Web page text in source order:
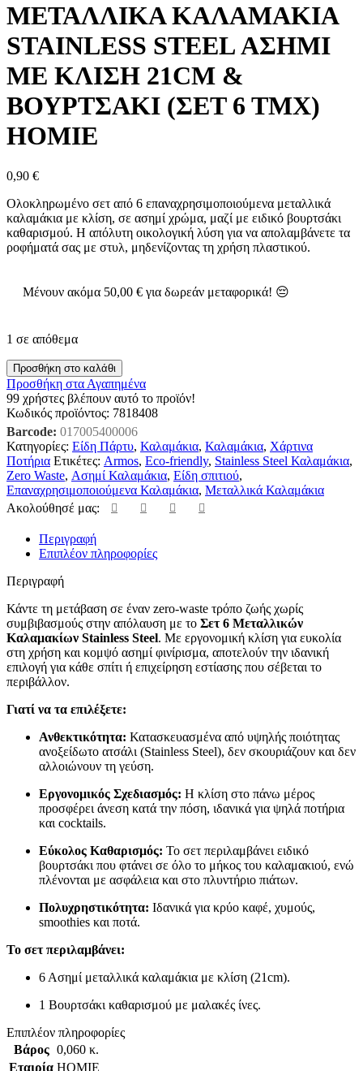
ΜΕΤΑΛΛΙΚΑ ΚΑΛΑΜΑΚΙΑ
STAINLESS STEEL ΑΣΗΜΙ
ΜΕ ΚΛΙΣΗ 21CM &
ΒΟΥΡΤΣΑΚΙ (ΣΕΤ 6 ΤΜΧ)
HOMIE
0,90 €
Ολοκληρωμένο σετ από 6 επαναχρησιμοποιούμενα μεταλλικά
καλαμάκια με κλίση, σε ασημί χρώμα, μαζί με ειδικό βουρτσάκι
καθαρισμού. Η απόλυτη οικολογική λύση για να απολαμβάνετε τα
ροφήματά σας με στυλ, μηδενίζοντας τη χρήση πλαστικού.
Μένουν ακόμα 50,00 € για δωρεάν μεταφορικά! 😔
1 σε απόθεμα
Προσθήκη στο καλάθι
Προσθήκη στα Αγαπημένα
99 χρήστες βλέπουν αυτό το προϊόν!
Κωδικός προϊόντος: 7818408
Barcode: 017005400006
Κατηγορίες: Είδη Πάρτυ, Καλαμάκια, Καλαμάκια, Χάρτινα
Ποτήρια Ετικέτες: Armos, Eco-friendly, Stainless Steel Καλαμάκια,
Zero Waste, Ασημί Καλαμάκια, Είδη σπιτιού,
Επαναχρησιμοποιούμενα Καλαμάκια, Μεταλλικά Καλαμάκια
Ακολούθησέ μας:
Περιγραφή
Επιπλέον πληροφορίες
Περιγραφή
Κάντε τη μετάβαση σε έναν zero-waste τρόπο ζωής χωρίς
συμβιβασμούς στην απόλαυση με το Σετ 6 Μεταλλικών
Καλαμακίων Stainless Steel. Με εργονομική κλίση για ευκολία
στη χρήση και κομψό ασημί φινίρισμα, αποτελούν την ιδανική
επιλογή για κάθε σπίτι ή επιχείρηση εστίασης που σέβεται το
περιβάλλον.
Γιατί να τα επιλέξετε:
Ανθεκτικότητα: Κατασκευασμένα από υψηλής ποιότητας
ανοξείδωτο ατσάλι (Stainless Steel), δεν σκουριάζουν και δεν
αλλοιώνουν τη γεύση.
Εργονομικός Σχεδιασμός: Η κλίση στο πάνω μέρος
προσφέρει άνεση κατά την πόση, ιδανικά για ψηλά ποτήρια
και cocktails.
Εύκολος Καθαρισμός: Το σετ περιλαμβάνει ειδικό
βουρτσάκι που φτάνει σε όλο το μήκος του καλαμακιού, ενώ
πλένονται με ασφάλεια και στο πλυντήριο πιάτων.
Πολυχρηστικότητα: Ιδανικά για κρύο καφέ, χυμούς,
smoothies και ποτά.
Το σετ περιλαμβάνει:
6 Ασημί μεταλλικά καλαμάκια με κλίση (21cm).
1 Βουρτσάκι καθαρισμού με μαλακές ίνες.
Επιπλέον πληροφορίες
Βάρος 0,060 κ.
Εταιρία HOMIE